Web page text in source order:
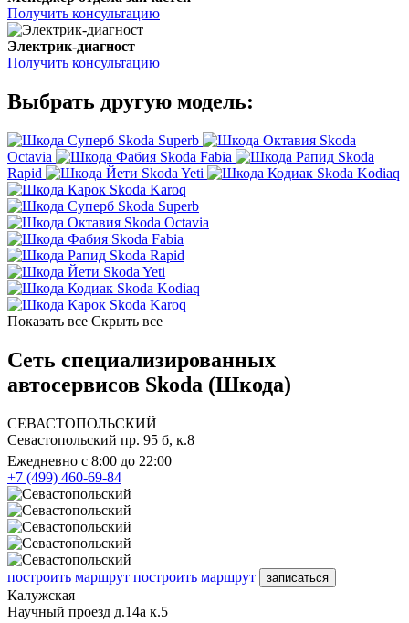
Получить консультацию
Электрик-диагност
Получить консультацию
Выбрать другую модель:
Skoda Superb
Skoda
Octavia
Skoda Fabia
Skoda
Rapid
Skoda Yeti
Skoda Kodiaq
Skoda Karoq
Skoda Superb
Skoda Octavia
Skoda Fabia
Skoda Rapid
Skoda Yeti
Skoda Kodiaq
Skoda Karoq
Показать все Скрыть все
Сеть специализированных
автосервисов Skoda (Шкода)
СЕВАСТОПОЛЬСКИЙ
Севастопольский пр. 95 б, к.8
Ежедневно с 8:00 до 22:00
+7 (499) 460-69-84
построить маршрут построить маршрут записаться
Калужская
Научный проезд д.14а к.5